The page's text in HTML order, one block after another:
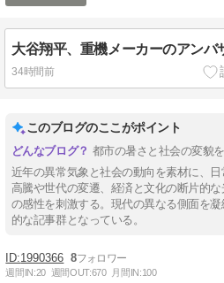
34時間前
このブログのここがポイント
都市の暑さと社会の変貌
近年の異常気象と社会の動向を素材に、
高騰や世代の変遷、経済と文化の断片的
の感性を刺激する。現代の異なる側面を
的な記事群となっている。
1990366 8
週間IN:20 週間OUT:670 月間IN:100